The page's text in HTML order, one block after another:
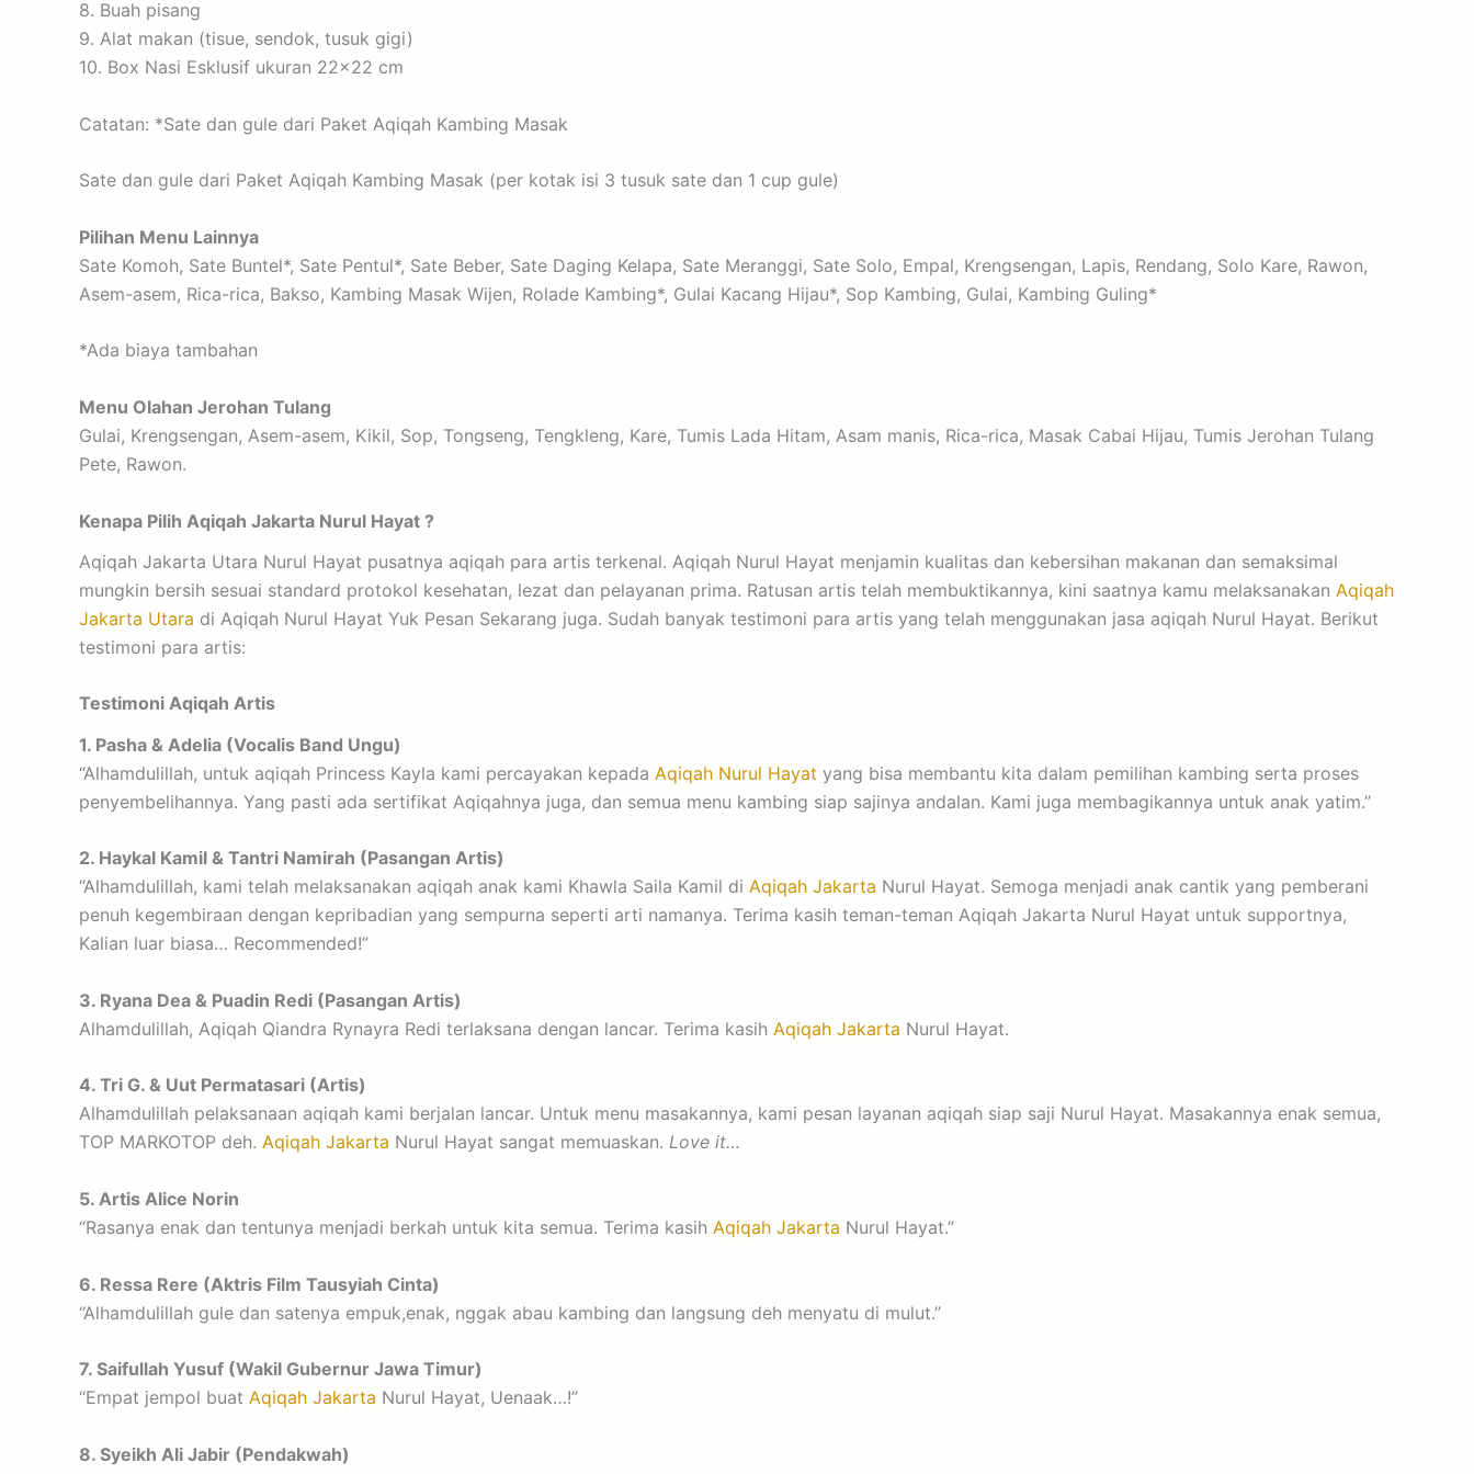
8. Buah pisang
9. Alat makan (tisue, sendok, tusuk gigi)
10. Box Nasi Esklusif ukuran 22×22 cm
Catatan: *Sate dan gule dari Paket Aqiqah Kambing Masak
Sate dan gule dari Paket Aqiqah Kambing Masak (per kotak isi 3 tusuk sate dan 1 cup gule)
Pilihan Menu Lainnya
Sate Komoh, Sate Buntel*, Sate Pentul*, Sate Beber, Sate Daging Kelapa, Sate Meranggi, Sate Solo, Empal, Krengsengan, Lapis, Rendang, Solo Kare, Rawon,
Asem-asem, Rica-rica, Bakso, Kambing Masak Wijen, Rolade Kambing*, Gulai Kacang Hijau*, Sop Kambing, Gulai, Kambing Guling*
*Ada biaya tambahan
Menu Olahan Jerohan Tulang
Gulai, Krengsengan, Asem-asem, Kikil, Sop, Tongseng, Tengkleng, Kare, Tumis Lada Hitam, Asam manis, Rica-rica, Masak Cabai Hijau, Tumis Jerohan Tulang
Pete, Rawon.
Kenapa Pilih Aqiqah Jakarta Nurul Hayat ?
Aqiqah Jakarta Utara Nurul Hayat pusatnya aqiqah para artis terkenal. Aqiqah Nurul Hayat menjamin kualitas dan kebersihan makanan dan semaksimal
mungkin bersih sesuai standard protokol kesehatan, lezat dan pelayanan prima. Ratusan artis telah membuktikannya, kini saatnya kamu melaksanakan Aqiqah
Jakarta Utara di Aqiqah Nurul Hayat Yuk Pesan Sekarang juga. Sudah banyak testimoni para artis yang telah menggunakan jasa aqiqah Nurul Hayat. Berikut
testimoni para artis:
Testimoni Aqiqah Artis
1. Pasha & Adelia (Vocalis Band Ungu)
“Alhamdulillah, untuk aqiqah Princess Kayla kami percayakan kepada Aqiqah Nurul Hayat yang bisa membantu kita dalam pemilihan kambing serta proses
penyembelihannya. Yang pasti ada sertifikat Aqiqahnya juga, dan semua menu kambing siap sajinya andalan. Kami juga membagikannya untuk anak yatim.”
2. Haykal Kamil & Tantri Namirah (Pasangan Artis)
“Alhamdulillah, kami telah melaksanakan aqiqah anak kami Khawla Saila Kamil di Aqiqah Jakarta Nurul Hayat. Semoga menjadi anak cantik yang pemberani
penuh kegembiraan dengan kepribadian yang sempurna seperti arti namanya. Terima kasih teman-teman Aqiqah Jakarta Nurul Hayat untuk supportnya,
Kalian luar biasa… Recommended!”
3. Ryana Dea & Puadin Redi (Pasangan Artis)
Alhamdulillah, Aqiqah Qiandra Rynayra Redi terlaksana dengan lancar. Terima kasih Aqiqah Jakarta Nurul Hayat.
4. Tri G. & Uut Permatasari (Artis)
Alhamdulillah pelaksanaan aqiqah kami berjalan lancar. Untuk menu masakannya, kami pesan layanan aqiqah siap saji Nurul Hayat. Masakannya enak semua,
TOP MARKOTOP deh. Aqiqah Jakarta Nurul Hayat sangat memuaskan. Love it…
5. Artis Alice Norin
“Rasanya enak dan tentunya menjadi berkah untuk kita semua. Terima kasih Aqiqah Jakarta Nurul Hayat.”
6. Ressa Rere (Aktris Film Tausyiah Cinta)
“Alhamdulillah gule dan satenya empuk,enak, nggak abau kambing dan langsung deh menyatu di mulut.”
7. Saifullah Yusuf (Wakil Gubernur Jawa Timur)
“Empat jempol buat Aqiqah Jakarta Nurul Hayat, Uenaak…!”
8. Syeikh Ali Jabir (Pendakwah)